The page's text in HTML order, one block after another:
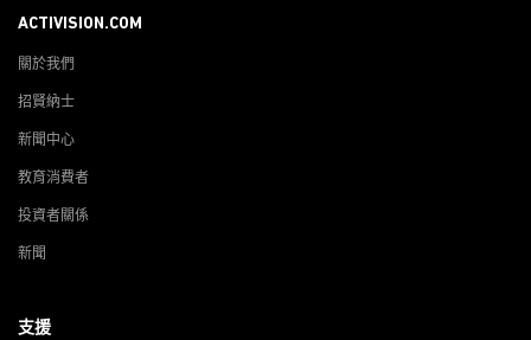
ACTIVISION.COM
關於我們
招賢納士
新聞中心
教育消費者
投資者關係
新聞
支援